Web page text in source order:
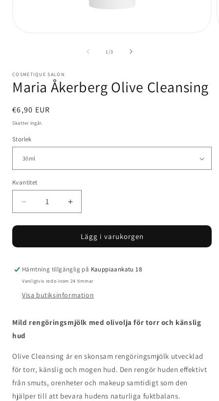
1 /av
3
COSMETIQUE SALON
Maria Åkerberg Olive Cleansing
Ordinarie
pris
€6,90 EUR
Skatter ingår.
Storlek
Kvantitet
Kvantitet
Minska
kvantitet
för
Åkerberg
Cleansing
Öka
kvantitet
för
Maria
Åkerberg
Cleansing
Lägg i varukorgen
Hämtning tillgänglig på Kauppiaankatu 18
Vanligtvis redo inom 24 timmar
Visa butiksinformation
Mild rengöringsmjölk med olivolja för torr och känslig
hud
Olive Cleansing är en skonsam rengöringsmjölk utvecklad
för torr, känslig och mogen hud. Den rengör huden effektivt
från smuts, orenheter och makeup samtidigt som den
hjälper till att bevara hudens naturliga fuktbalans.